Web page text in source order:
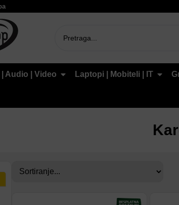
Audio | Video Laptopi | Mobiteli | IT